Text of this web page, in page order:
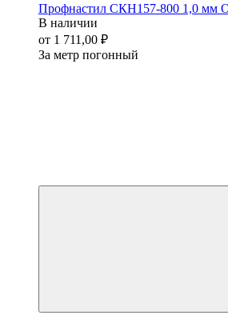
Профнастил СКН157-800 1,0 мм
В наличии
от 1 711,00 ₽
За метр погонный